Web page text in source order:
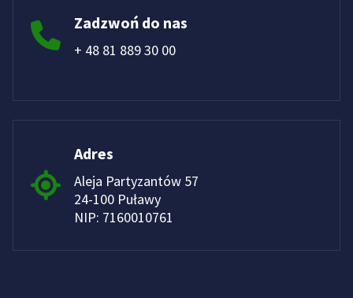
Zadzwoń do nas
+ 48 81 889 30 00
Adres
Aleja Partyzantów 57
24-100 Puławy
NIP: 7160010761